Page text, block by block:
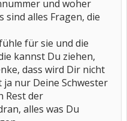
und woher
sind alles Fragen, die
für sie und die
kannst Du ziehen,
dass wird Dir nicht
nur Deine Schwester
Rest der
alles was Du